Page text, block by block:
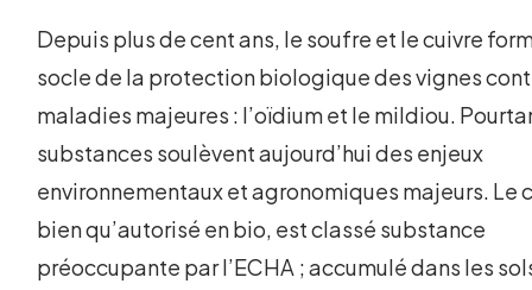
Depuis plus de cent ans, le soufre et le cuivre
socle de la protection biologique des vignes
maladies majeures : l’oïdium et le mildiou.
substances soulèvent aujourd’hui des enjeux
environnementaux et agronomiques majeurs. Le
bien qu’autorisé en bio, est classé substance
préoccupante par l’ECHA ; accumulé dans les